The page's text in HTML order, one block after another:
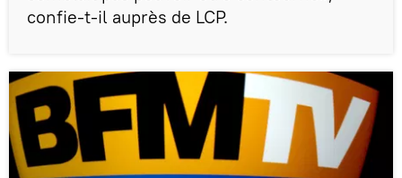
confie-t-il auprès de LCP.